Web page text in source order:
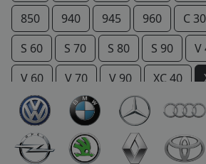
CONT
CONTACT
COS ( 0 PRODUSE
850
940 945 960 C 30
S 60
S 70 S 80 S 90 V
V 60
V 70 V 90 XC 40
XC 90